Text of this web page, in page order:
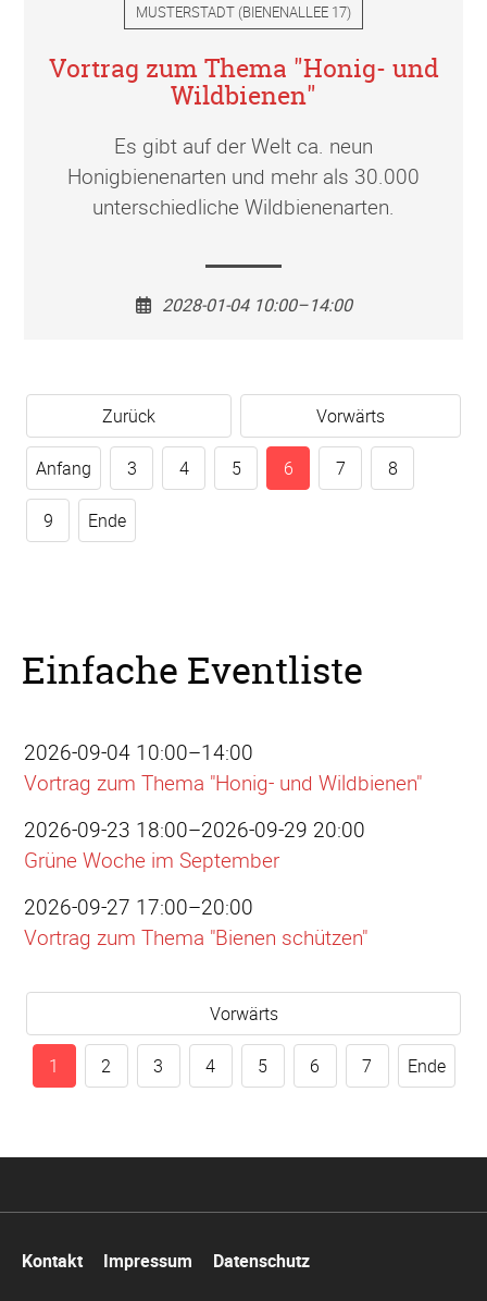
MUSTERSTADT (BIENENALLEE 17)
Vortrag zum Thema "Honig- und
Wildbienen"
Es gibt auf der Welt ca. neun
Honigbienenarten und mehr als 30.000
unterschiedliche Wildbienenarten.
2028-01-04 10:00–14:00
Zurück Vorwärts
Anfang 3 4 5 6 7 8
9 Ende
Einfache Eventliste
2026-09-04 10:00–14:00
Vortrag zum Thema "Honig- und Wildbienen"
2026-09-23 18:00–2026-09-29 20:00
Grüne Woche im September
2026-09-27 17:00–20:00
Vortrag zum Thema "Bienen schützen"
Vorwärts
1 2 3 4 5 6 7 Ende
überspringen
Kontakt Impressum Datenschutz